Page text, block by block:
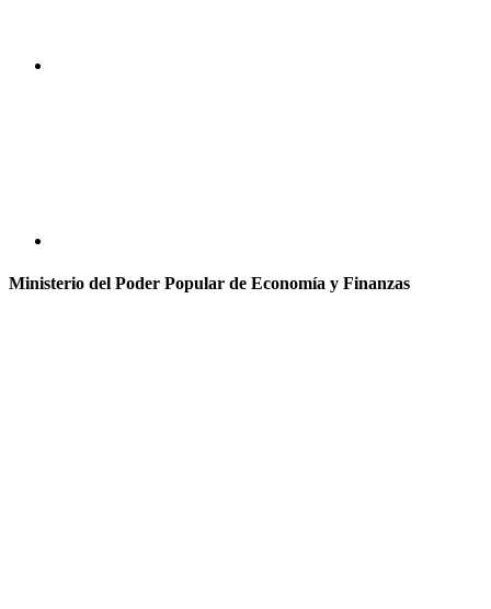
Ministerio del Poder Popular de Economía y Finanzas